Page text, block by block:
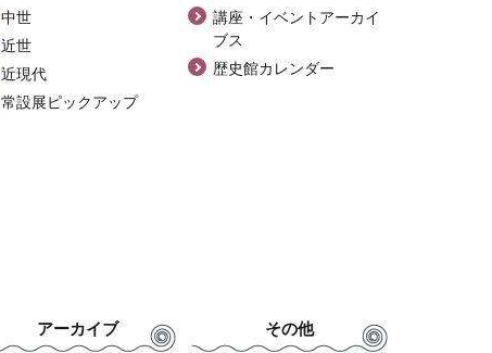
中世
近世
近現代
常設展ピックアップ
講座・イベントアーカイ
ブス
歴史館カレンダー
アーカイブ その他